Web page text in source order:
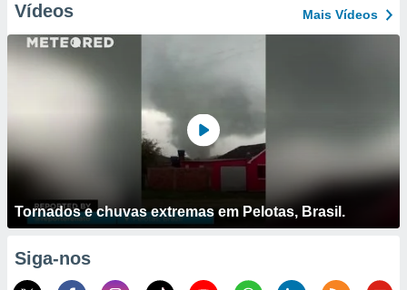
Vídeos Mais Vídeos
Tornados e chuvas extremas em Pelotas, Brasil.
Siga-nos